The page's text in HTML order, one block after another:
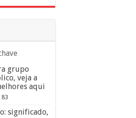
grupo
veja a
aqui
83
significado,